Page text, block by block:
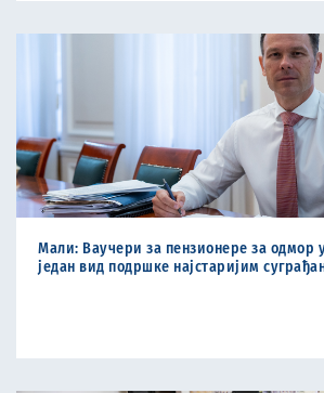
Мали: Ваучери за пензионере за одмор
један вид подршке најстаријим